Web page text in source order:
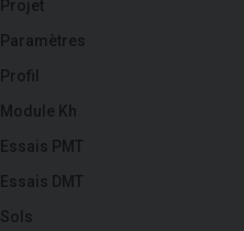
Projet
Paramètres
Profil
Module Kh
Essais PMT
Essais DMT
Sols